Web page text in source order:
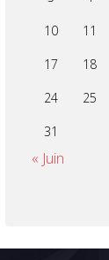
10
11
17
18
24
25
31
« Juin